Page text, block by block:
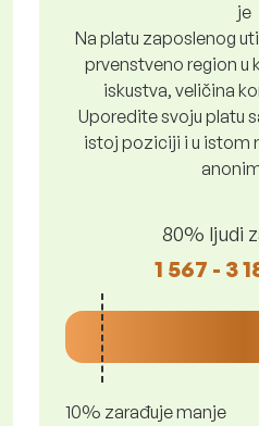
je
Na platu zaposlenog
prvenstveno region u
iskustva, veličina
Uporedite svoju platu
istoj poziciji i u istom
80% ljudi
1 567 - 3
10% zarađuje manje